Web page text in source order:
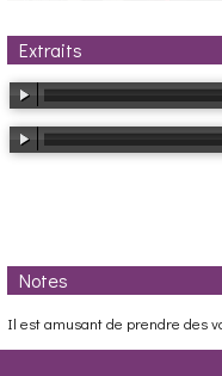
Extraits
Notes
Il est amusant de prendre des